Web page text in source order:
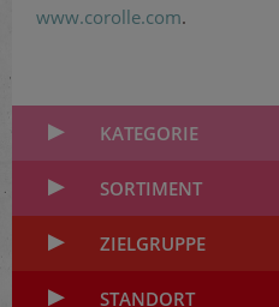
www.corolle.com.
KATEGORIE
SORTIMENT
ZIELGRUPPE
STANDORT